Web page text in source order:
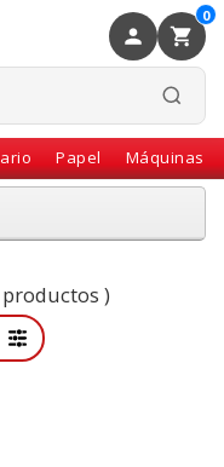
0
Papel Máquinas
productos )